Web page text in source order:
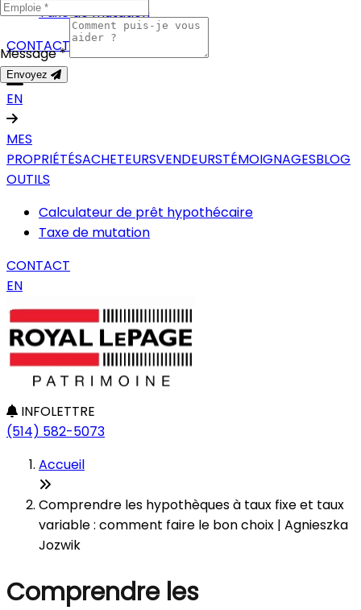
Taxe de mutation
CONTACT
EN
MES
PROPRIÉTÉSACHETEURSVENDEURSTÉMOIGNAGESBLOG
OUTILS
Calculateur de prêt hypothécaire
Taxe de mutation
CONTACT
EN
INFOLETTRE
(514) 582-5073
Accueil
Comprendre les hypothèques à taux fixe et taux
variable : comment faire le bon choix | Agnieszka
Jozwik
Comprendre les
Message *
Envoyez